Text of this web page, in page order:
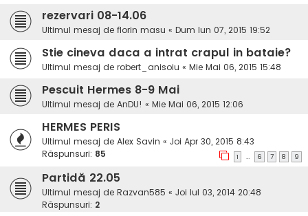
rezervari 08-14.06
Ultimul mesaj de florin masu « Dum Iun 07, 2015 19:52
Stie cineva daca a intrat crapul in bataie?
Ultimul mesaj de robert_anisoiu « Mie Mai 06, 2015 15:48
Pescuit Hermes 8-9 Mai
Ultimul mesaj de AnDU! « Mie Mai 06, 2015 12:06
HERMES PERIS
Ultimul mesaj de Alex Savin « Joi Apr 30, 2015 8:43
Răspunsuri: 85 1 … 6 7 8 9
Partidă 22.05
Ultimul mesaj de Razvan585 « Joi Iul 03, 2014 20:48
Răspunsuri: 2